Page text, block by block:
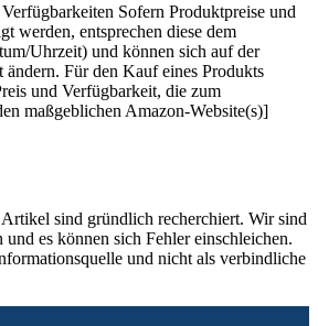
Sofern Produktpreise und
werden, entsprechen diese dem
Uhrzeit) und können sich auf der
ändern. Für den Kauf eines Produkts
und Verfügbarkeit, die zum
maßgeblichen Amazon-Website(s)]
sind gründlich recherchiert. Wir sind
und es können sich Fehler einschleichen.
und nicht als verbindliche